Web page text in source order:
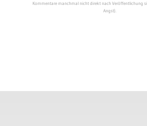
Kommentare manchmal nicht direkt nach Veröffentlichung
Angst).